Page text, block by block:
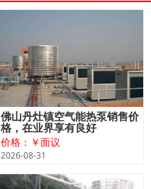
佛山丹灶镇空气能热泵销售价
格，在业界享有良好
价格：￥面议
2026-08-31